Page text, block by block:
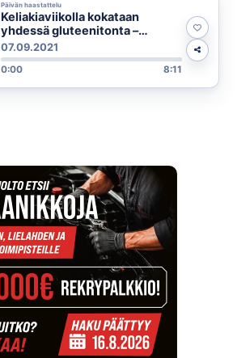
Päivän haastattelu
Keliakiaviikolla kokataan
yhdessä gluteenitonta –
perinteinen pulla onnistuu
myös gluteenittomana
07.09.2021
0:00 8:11